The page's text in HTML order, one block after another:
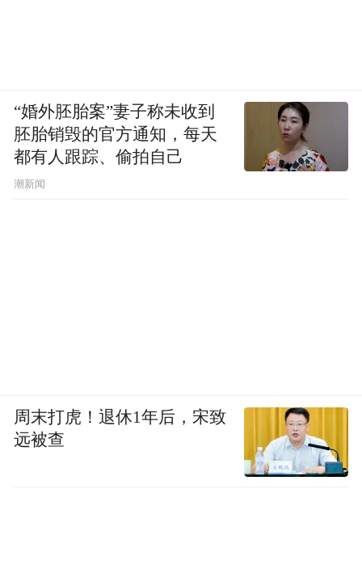
“婚外胚胎案”妻子称未收到
胚胎销毁的官方通知，每天
都有人跟踪、偷拍自己
潮新闻
周末打虎！退休1年后，宋致
远被查